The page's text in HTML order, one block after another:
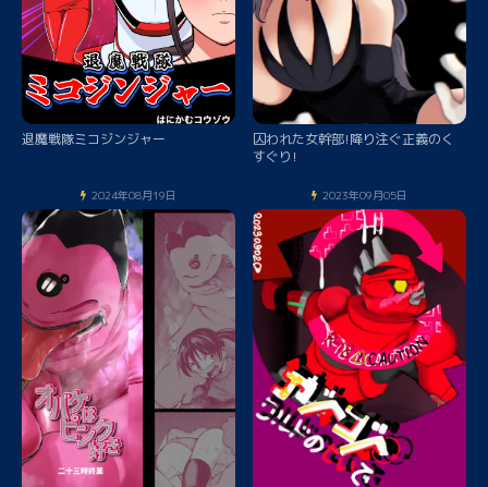
退魔戦隊ミコジンジャー
囚われた女幹部!降り注ぐ正義のく
すぐり!
2024年08月19日 2023年09月05日